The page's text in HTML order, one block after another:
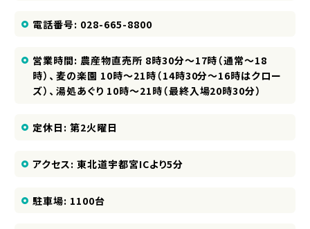
電話番号: 028-665-8800
営業時間: 農産物直売所 8時30分～17時（通常～18
時）、麦の楽園 10時～21時（14時30分～16時はクロー
ズ）、湯処あぐり 10時～21時（最終入場20時30分）
定休日: 第2火曜日
アクセス: 東北道宇都宮ICより5分
駐車場: 1100台